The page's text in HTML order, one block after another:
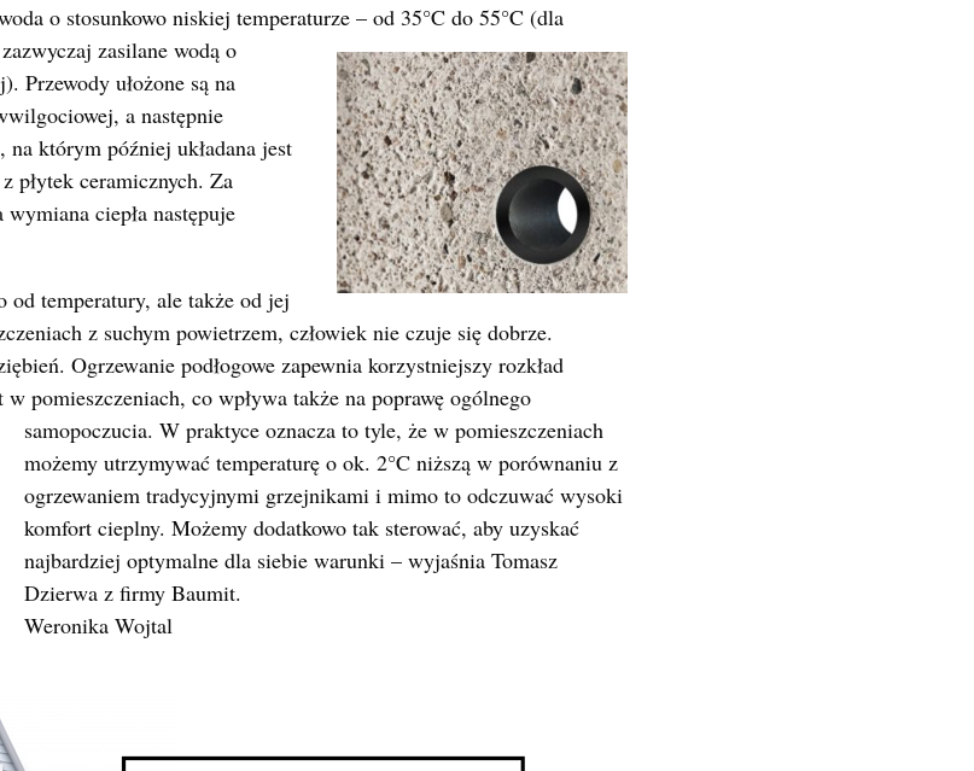
o stosunkowo niskiej temperaturze – od 35°C do 55°C (dla
zasilane wodą o
Przewody ułożone są na
a następnie
na którym później układana jest
płytek ceramicznych. Za
wymiana ciepła następuje
od temperatury, ale także od jej
z suchym powietrzem, człowiek nie czuje się dobrze.
Ogrzewanie podłogowe zapewnia korzystniejszy rozkład
pomieszczeniach, co wpływa także na poprawę ogólnego
samopoczucia. W praktyce oznacza to tyle, że w pomieszczeniach
możemy utrzymywać temperaturę o ok. 2°C niższą w porównaniu z
ogrzewaniem tradycyjnymi grzejnikami i mimo to odczuwać wysoki
komfort cieplny. Możemy dodatkowo tak sterować, aby uzyskać
najbardziej optymalne dla siebie warunki – wyjaśnia Tomasz
Dzierwa z firmy Baumit.
Weronika Wojtal